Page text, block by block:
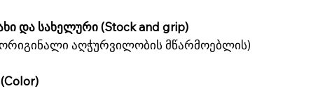
და სახელური (Stock and grip)
აღჭურვილობის მწარმოებლის)